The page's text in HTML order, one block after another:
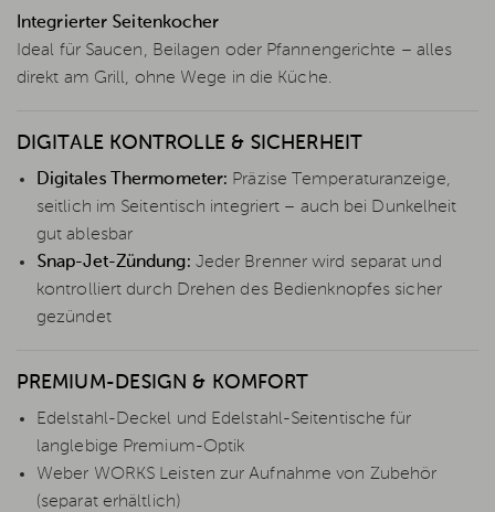
Integrierter Seitenkocher
Ideal für Saucen, Beilagen oder Pfannengerichte – alles
direkt am Grill, ohne Wege in die Küche.
DIGITALE KONTROLLE & SICHERHEIT
Digitales Thermometer: Präzise Temperaturanzeige,
seitlich im Seitentisch integriert – auch bei Dunkelheit
gut ablesbar
Snap-Jet-Zündung: Jeder Brenner wird separat und
kontrolliert durch Drehen des Bedienknopfes sicher
gezündet
PREMIUM-DESIGN & KOMFORT
Edelstahl-Deckel und Edelstahl-Seitentische für
langlebige Premium-Optik
Weber WORKS Leisten zur Aufnahme von Zubehör
(separat erhältlich)